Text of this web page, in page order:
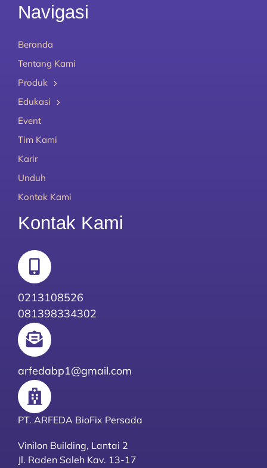
Navigasi
Beranda
Tentang Kami
Produk
Edukasi
Event
Tim Kami
Karir
Unduh
Kontak Kami
Kontak Kami
0213108526
081398334302
arfedabp1@gmail.com
PT. ARFEDA BioFix Persada
Vinilon Building, Lantai 2
Jl. Raden Saleh Kav. 13-17